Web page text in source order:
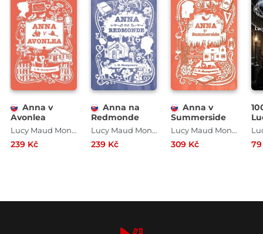
Anna v
Avonlea
Lucy Maud Montgomery
239 Kč
Anna na
Redmonde
Lucy Maud Montgomery
239 Kč
Anna v
Summerside
Lucy Maud Montgomery
309 Kč